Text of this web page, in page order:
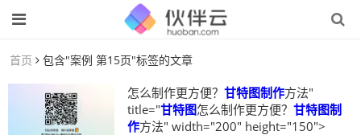
首页 包含"案例 第15页"标签的文章
怎么制作更方便？ 甘特图制作方法"
title="甘特图怎么制作更方便？ 甘特图制
作方法" width="200" height="150">